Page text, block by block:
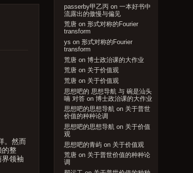
。然而
的整
领袖
passerby甲乙丙 on一本好书中
流露出的傲慢与偏见
荒唐 on形式对称的Fourier
transform
ys on形式对称的Fourier
transform
荒唐 on博士政治课的大作业
荒唐 on 关于价值观
荒唐 on 关于价值观
思想吧的 思想导航 与 碗是汕头
喃 对答 on博士政治课的大作业
思想吧的思想导航 on 关于普世
价值的种种论调
思想吧的思想导航 on 关于价值
观
思想吧的青屿 on 关于价值观
荒唐 on 关于普世价值的种种论
调